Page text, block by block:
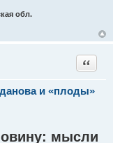
обл.
и «плоды»
Цитата
мысли